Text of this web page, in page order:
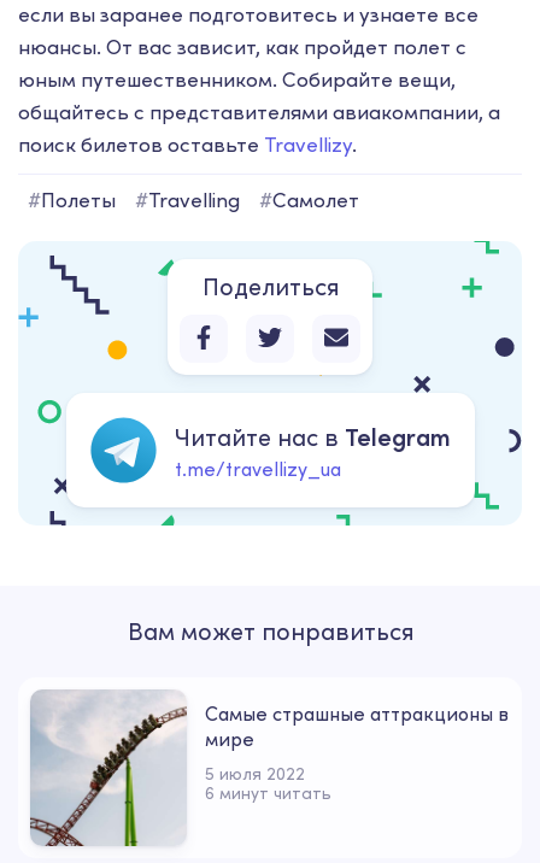
если вы заранее подготовитесь и узнаете все
нюансы. От вас зависит, как пройдет полет с
юным путешественником. Собирайте вещи,
общайтесь с представителями авиакомпании, а
поиск билетов оставьте Travellizy.
#Полеты #Travelling #Самолет
Поделиться
Читайте нас в Telegram
t.me/travellizy_ua
Вам может понравиться
Самые страшные аттракционы в
мире
5 июля 2022
6 минут читать